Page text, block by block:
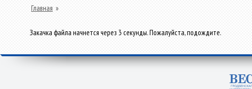
Главная »
Закачка файла начнется через 3 секунды. Пожалуйста, подождите.